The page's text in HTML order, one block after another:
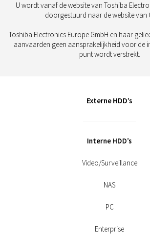
U wordt vanaf de website van Toshiba
doorgestuurd naar de website van
Toshiba Electronics Europe GmbH en haar
aanvaarden geen aansprakelijkheid voor de
punt wordt verstrekt.
Externe HDD’s
Interne HDD’s
Video/Surveillance
NAS
PC
Enterprise